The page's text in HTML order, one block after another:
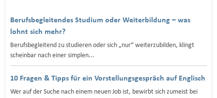
Berufsbegleitendes Studium oder Weiterbildung – was
lohnt sich mehr?
Berufsbegleitend zu studieren oder sich „nur“ weiterzubilden, klingt
scheinbar nach einer simplen...
10 Fragen & Tipps für ein Vorstellungsgespräch auf Englisch
Wer auf der Suche nach einem neuen Job ist, bewirbt sich zumeist bei